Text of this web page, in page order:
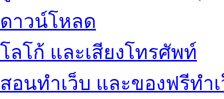
ดาวน์โหลด
โลโก้ และเสียงโทรศัพท์
สอนทำเว็บ และของฟรีทำ